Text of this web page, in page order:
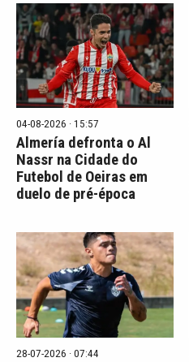
04-08-2026 · 15:57
Almería defronta o Al
Nassr na Cidade do
Futebol de Oeiras em
duelo de pré-época
28-07-2026 · 07:44